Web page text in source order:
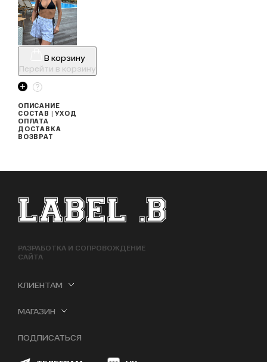
В корзину
Перейти в корзину
ОПИСАНИЕ
СОСТАВ | УХОД
ОПЛАТА
ДОСТАВКА
ВОЗВРАТ
ФУТЕР САЙТА
РАЗРАБОТКА И СОПРОВОЖДЕНИЕ
САЙТА
КЛИЕНТАМ
МАГАЗИН
ПОДПИСАТЬСЯ